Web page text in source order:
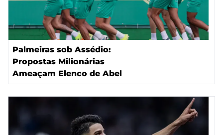
Palmeiras sob Assédio:
Propostas Milionárias
Ameaçam Elenco de Abel